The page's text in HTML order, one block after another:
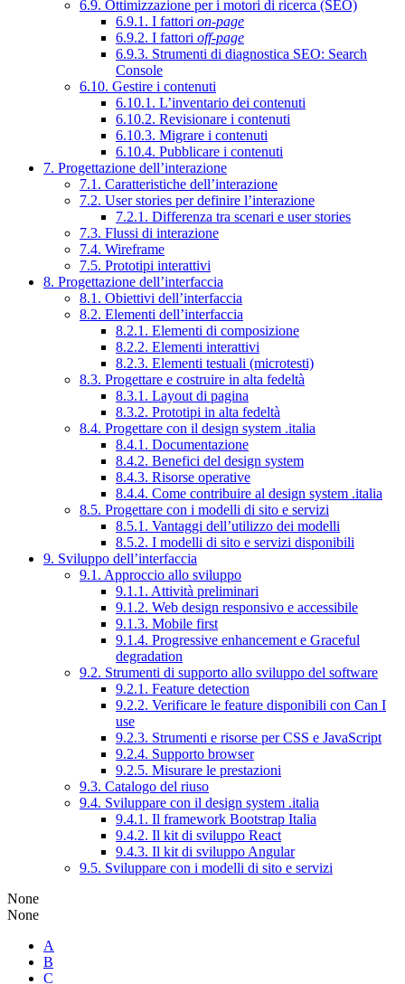
6.9. Ottimizzazione per i motori di ricerca (SEO)
6.9.1. I fattori on-page
6.9.2. I fattori off-page
6.9.3. Strumenti di diagnostica SEO: Search
Console
6.10. Gestire i contenuti
6.10.1. L’inventario dei contenuti
6.10.2. Revisionare i contenuti
6.10.3. Migrare i contenuti
6.10.4. Pubblicare i contenuti
7. Progettazione dell’interazione
7.1. Caratteristiche dell’interazione
7.2. User stories per definire l’interazione
7.2.1. Differenza tra scenari e user stories
7.3. Flussi di interazione
7.4. Wireframe
7.5. Prototipi interattivi
8. Progettazione dell’interfaccia
8.1. Obiettivi dell’interfaccia
8.2. Elementi dell’interfaccia
8.2.1. Elementi di composizione
8.2.2. Elementi interattivi
8.2.3. Elementi testuali (microtesti)
8.3. Progettare e costruire in alta fedeltà
8.3.1. Layout di pagina
8.3.2. Prototipi in alta fedeltà
8.4. Progettare con il design system .italia
8.4.1. Documentazione
8.4.2. Benefici del design system
8.4.3. Risorse operative
8.4.4. Come contribuire al design system .italia
8.5. Progettare con i modelli di sito e servizi
8.5.1. Vantaggi dell’utilizzo dei modelli
8.5.2. I modelli di sito e servizi disponibili
9. Sviluppo dell’interfaccia
9.1. Approccio allo sviluppo
9.1.1. Attività preliminari
9.1.2. Web design responsivo e accessibile
9.1.3. Mobile first
9.1.4. Progressive enhancement e Graceful
degradation
9.2. Strumenti di supporto allo sviluppo del software
9.2.1. Feature detection
9.2.2. Verificare le feature disponibili con Can I
use
9.2.3. Strumenti e risorse per CSS e JavaScript
9.2.4. Supporto browser
9.2.5. Misurare le prestazioni
9.3. Catalogo del riuso
9.4. Sviluppare con il design system .italia
9.4.1. Il framework Bootstrap Italia
9.4.2. Il kit di sviluppo React
9.4.3. Il kit di sviluppo Angular
9.5. Sviluppare con i modelli di sito e servizi
None
None
A
B
C